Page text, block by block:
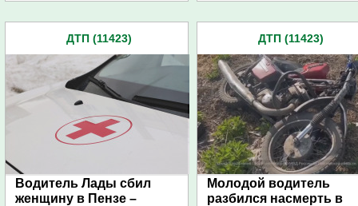
ДТП (11423)
Водитель Лады сбил
женщину в Пензе –
ДТП (11423)
Молодой водитель
разбился насмерть в